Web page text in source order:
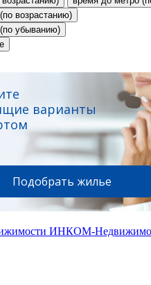
возрастанию)
убыванию)
варианты
Подобрать жилье